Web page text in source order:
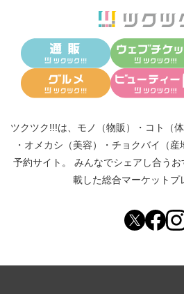
ツクツク!!!は、 モノ（物販） ・ コト（体
・ オメカシ（美容） ・ チョクバイ（産
予約サイト。
みんなでシェアし合う お
載した総合マーケットプ